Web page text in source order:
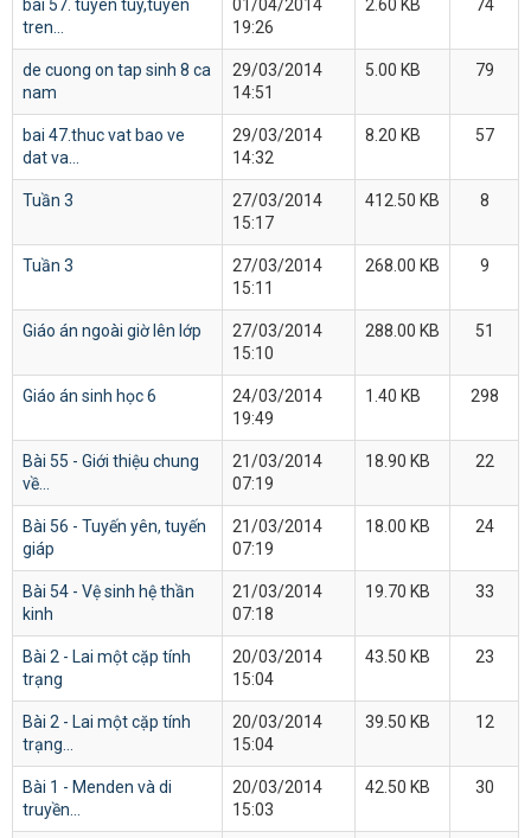
bai 57. tuyen tuy,tuyen
tren...
01/04/2014
19:26
2.60 KB 74
de cuong on tap sinh 8 ca
nam
29/03/2014
14:51
5.00 KB 79
bai 47.thuc vat bao ve
dat va...
29/03/2014
14:32
8.20 KB 57
Tuần 3
27/03/2014
15:17
412.50 KB 8
Tuần 3
27/03/2014
15:11
268.00 KB 9
Giáo án ngoài giờ lên lớp
27/03/2014
15:10
288.00 KB 51
Giáo án sinh học 6
24/03/2014
19:49
1.40 KB 298
Bài 55 - Giới thiệu chung
về...
21/03/2014
07:19
18.90 KB 22
Bài 56 - Tuyến yên, tuyến
giáp
21/03/2014
07:19
18.00 KB 24
Bài 54 - Vệ sinh hệ thần
kinh
21/03/2014
07:18
19.70 KB 33
Bài 2 - Lai một cặp tính
trạng
20/03/2014
15:04
43.50 KB 23
Bài 2 - Lai một cặp tính
trạng...
20/03/2014
15:04
39.50 KB 12
Bài 1 - Menden và di
truyền...
20/03/2014
15:03
42.50 KB 30